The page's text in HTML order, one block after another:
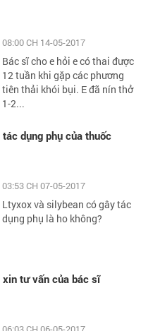
08:00 CH 14-05-2017
Bác sĩ cho e hỏi e có thai được
12 tuần khi gặp các phương
tiên thải khói bụi. E đã nín thở
1-2...
tác dụng phụ của thuốc
03:53 CH 07-05-2017
Ltyxox và silybean có gây tác
dụng phụ là ho không?
xin tư vấn của bác sĩ